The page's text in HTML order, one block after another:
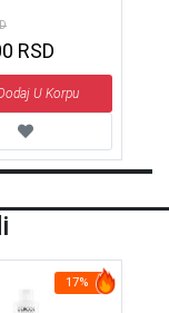
protiv
125 ml
RSD
U Korpu
17%